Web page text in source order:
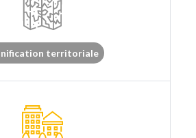
territoriale